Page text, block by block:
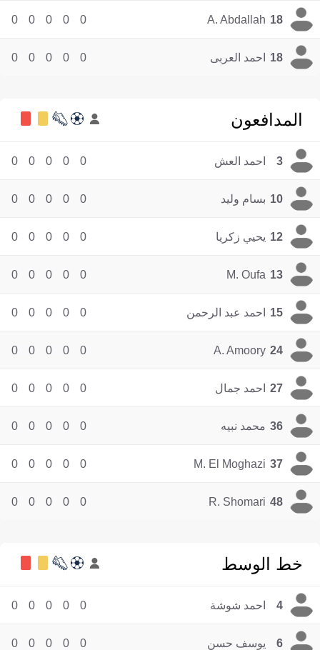
18
A. Abdallah
0
0
0
0
0
18 احمد العربى 0
0
0
0
0
المدافعون
3 احمد العش 0
0
0
0
0
10 بسام وليد 0
0
0
0
0
12 يحيي زكريا 0
0
0
0
0
13
M. Oufa
0
0
0
0
0
15 احمد عبد الرحمن 0
0
0
0
0
24
A. Amoory
0
0
0
0
0
27 احمد جمال 0
0
0
0
0
36 محمد نبيه 0
0
0
0
0
37
M. El Moghazi
0
0
0
0
0
48
R. Shomari
0
0
0
0
0
خط الوسط
4 احمد شوشة 0
0
0
0
0
6 يوسف حسن 0
0
0
0
0